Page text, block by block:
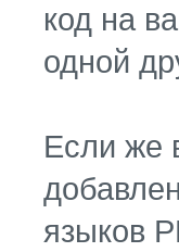
код на
одной
Если же
языков